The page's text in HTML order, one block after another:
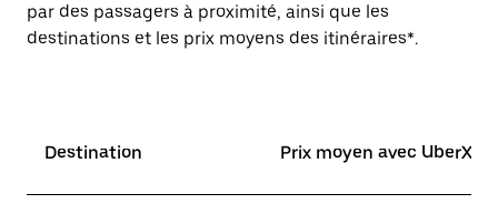
par des passagers à proximité, ainsi que les
destinations et les prix moyens des itinéraires*.
Destination Prix moyen avec UberX*